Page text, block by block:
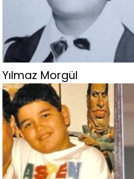
Yılmaz Morgül